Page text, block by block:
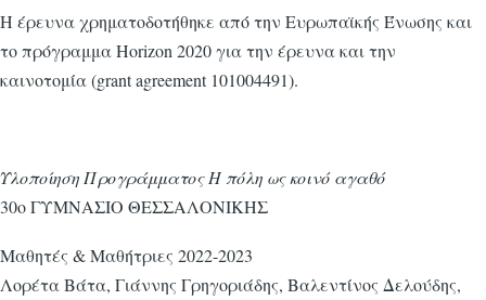
Η έρευνα χρηματοδοτήθηκε από την Ευρωπαϊκής Ένωσης και
το πρόγραμμα Horizon 2020 για την έρευνα και την
καινοτομία (grant agreement 101004491).
Υλοποίηση Προγράμματος Η πόλη ως κοινό αγαθό
30ο ΓΥΜΝΑΣΙΟ ΘΕΣΣΑΛΟΝΙΚΗΣ
Μαθητές & Μαθήτριες 2022-2023
Λορέτα Βάτα, Γιάννης Γρηγοριάδης, Βαλεντίνος Δελούδης,